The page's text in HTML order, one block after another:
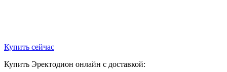
Купить сейчас
Купить Эректодион онлайн с доставкой: